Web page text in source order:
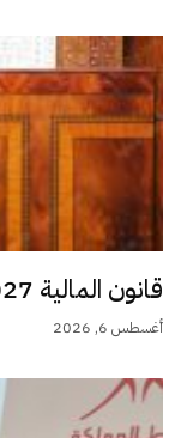
قانون المالية 2027: أخنوش يبقي على دعم...
أغسطس 6, 2026